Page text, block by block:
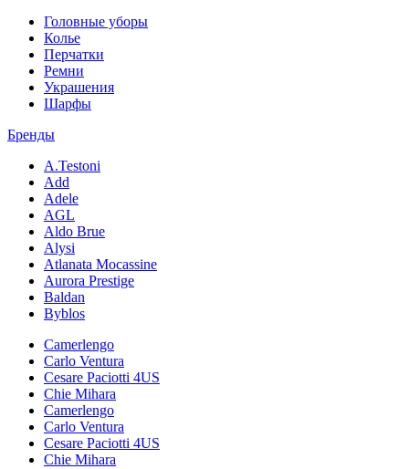
Головные уборы
Колье
Перчатки
Ремни
Украшения
Шарфы
Бренды
A.Testoni
Add
Adele
AGL
Aldo Brue
Alysi
Atlanata Mocassine
Aurora Prestige
Baldan
Byblos
Camerlengo
Carlo Ventura
Cesare Paciotti 4US
Chie Mihara
Camerlengo
Carlo Ventura
Cesare Paciotti 4US
Chie Mihara